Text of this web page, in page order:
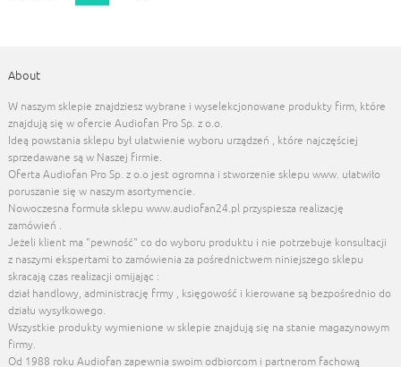
About
W naszym sklepie znajdziesz wybrane i wyselekcjonowane produkty firm, które
znajdują się w ofercie Audiofan Pro Sp. z o.o.
Ideą powstania sklepu był ułatwienie wyboru urządzeń , które najczęściej
sprzedawane są w Naszej firmie.
Oferta Audiofan Pro Sp. z o.o jest ogromna i stworzenie sklepu www. ułatwiło
poruszanie się w naszym asortymencie.
Nowoczesna formuła sklepu www.audiofan24.pl przyspiesza realizację
zamówień .
Jeżeli klient ma "pewność" co do wyboru produktu i nie potrzebuje konsultacji
z naszymi ekspertami to zamówienia za pośrednictwem niniejszego sklepu
skracają czas realizacji omijając :
dział handlowy, administrację frmy , księgowość i kierowane są bezpośrednio do
działu wysyłkowego.
Wszystkie produkty wymienione w sklepie znajdują się na stanie magazynowym
firmy.
Od 1988 roku Audiofan zapewnia swoim odbiorcom i partnerom fachową